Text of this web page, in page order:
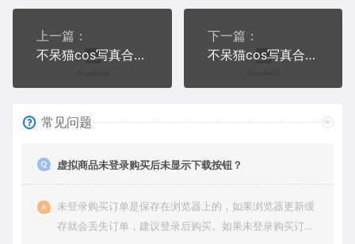
上一篇：
不呆猫cos写真合集三
下一篇：
不呆猫cos写真合集五
常见问题
虚拟商品未登录购买后未显示下载按钮？
未登录购买订单是保存在浏览器上的，如果浏览器更新缓
存就会丢失订单，建议登录后购买。如果未登录购买订单